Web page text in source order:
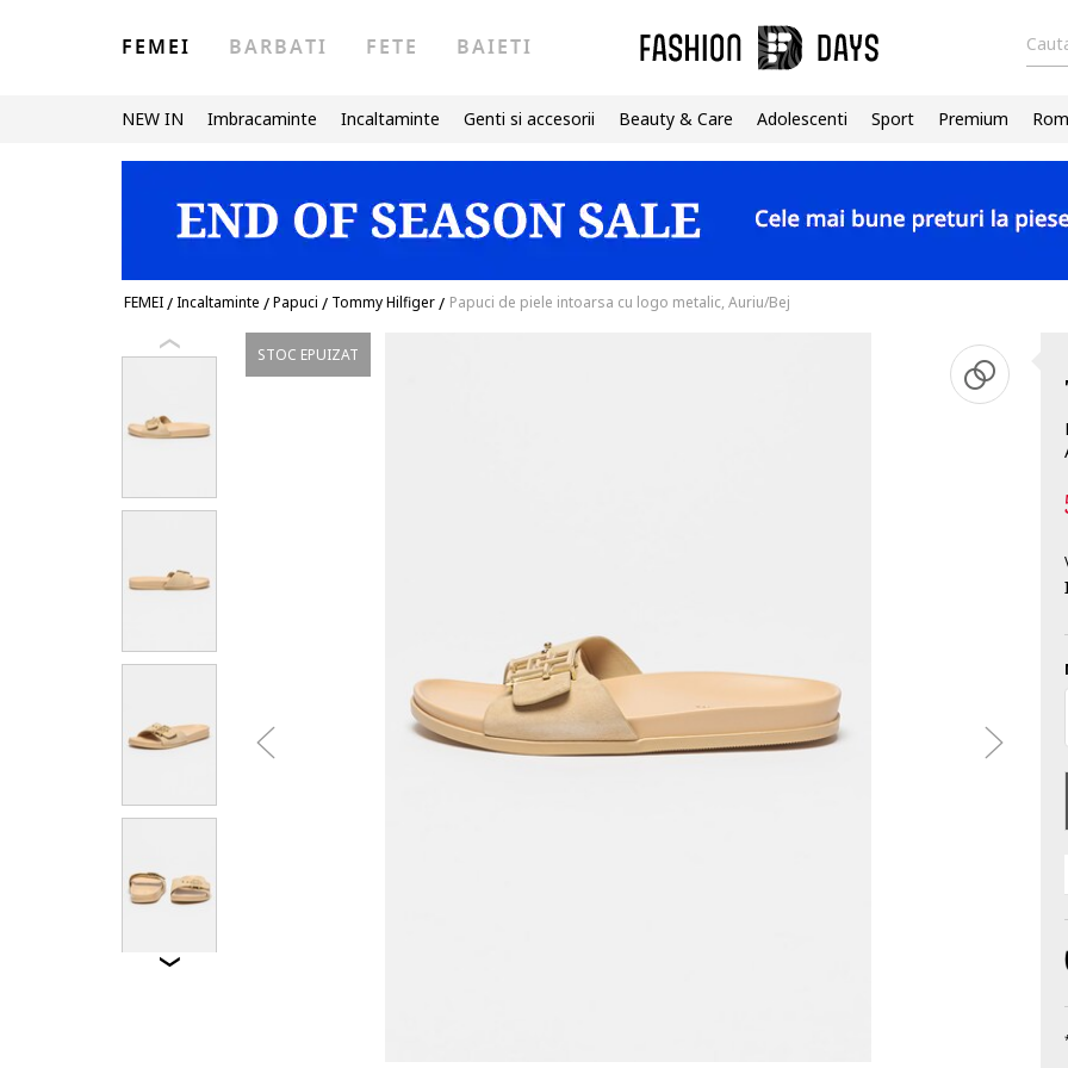
FEMEI BARBATI FETE BAIETI
NEW IN Imbracaminte Incaltaminte Genti si accesorii Beauty & Care Adolescenti Sport Premium
FEMEI/Incaltaminte /Papuci / Tommy Hilfiger/ Papuci de piele intoarsa cu logo metalic, Auriu/Bej
STOC EPUIZAT